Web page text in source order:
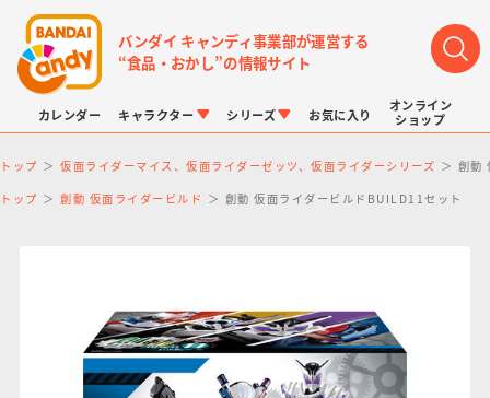
バンダイ キャンディ事業部が運営する
“食品・おかし”の情報サイト
カレンダー キャラクター シリーズ お気に入り
オンライン
ショップ
トップ 仮面ライダーマイス、仮面ライダーゼッツ、仮面ライダーシリーズ 創動
トップ 創動 仮面ライダービルド 創動 仮面ライダービルドBUILD11セット